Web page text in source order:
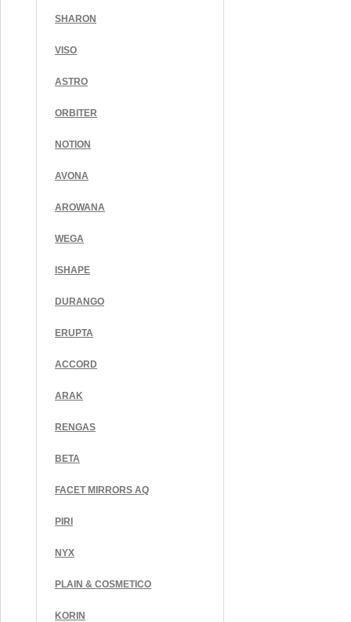
SHARON
VISO
ASTRO
ORBITER
NOTION
AVONA
AROWANA
WEGA
ISHAPE
DURANGO
ERUPTA
ACCORD
ARAK
RENGAS
BETA
FACET MIRRORS AQ
PIRI
NYX
PLAIN & COSMETICO
KORIN